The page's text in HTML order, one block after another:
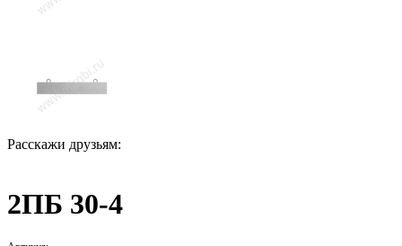
Расскажи друзьям:
2ПБ 30-4